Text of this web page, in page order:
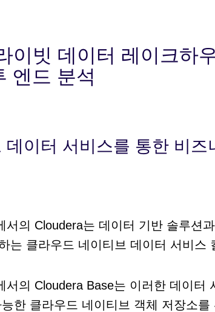
이빗 데이터 레이크하
엔드 분석
데이터 서비스를 통한 비즈
서의 Cloudera는 데이터 기반 솔루션
는 클라우드 네이티브 데이터 서비스
서의 Cloudera Base는 이러한 데이터
한 클라우드 네이티브 객체 저장소를